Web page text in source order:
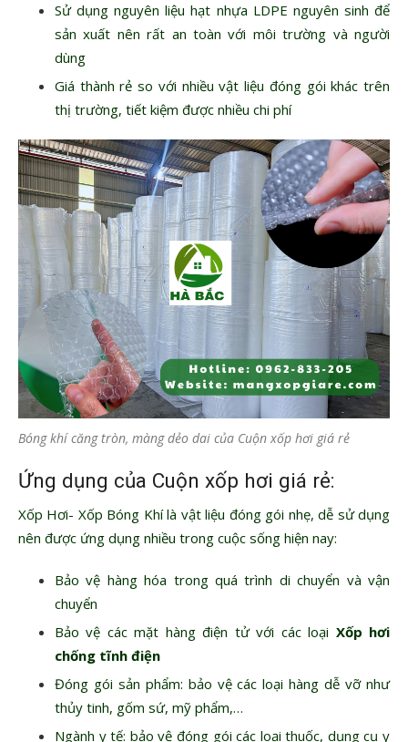
Sử dụng nguyên liệu hạt nhựa LDPE nguyên sinh để
sản xuất nên rất an toàn với môi trường và người
dùng
Giá thành rẻ so với nhiều vật liệu đóng gói khác trên
thị trường, tiết kiệm được nhiều chi phí
Bóng khí căng tròn, màng dẻo dai của Cuộn xốp hơi giá rẻ
Ứng dụng của Cuộn xốp hơi giá rẻ:
Xốp Hơi- Xốp Bóng Khí là vật liệu đóng gói nhẹ, dễ sử dụng
nên được ứng dụng nhiều trong cuộc sống hiện nay:
Bảo vệ hàng hóa trong quá trình di chuyển và vận
chuyển
Bảo vệ các mặt hàng điện tử với các loại Xốp hơi
chống tĩnh điện
Đóng gói sản phẩm: bảo vệ các loại hàng dễ vỡ như
thủy tinh, gốm sứ, mỹ phẩm,…
Ngành y tế: bảo vệ đóng gói các loại thuốc, dụng cụ y